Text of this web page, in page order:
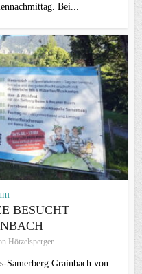
Bei...
BESUCHT
Hötzelsperger
Samerberg Grainbach von